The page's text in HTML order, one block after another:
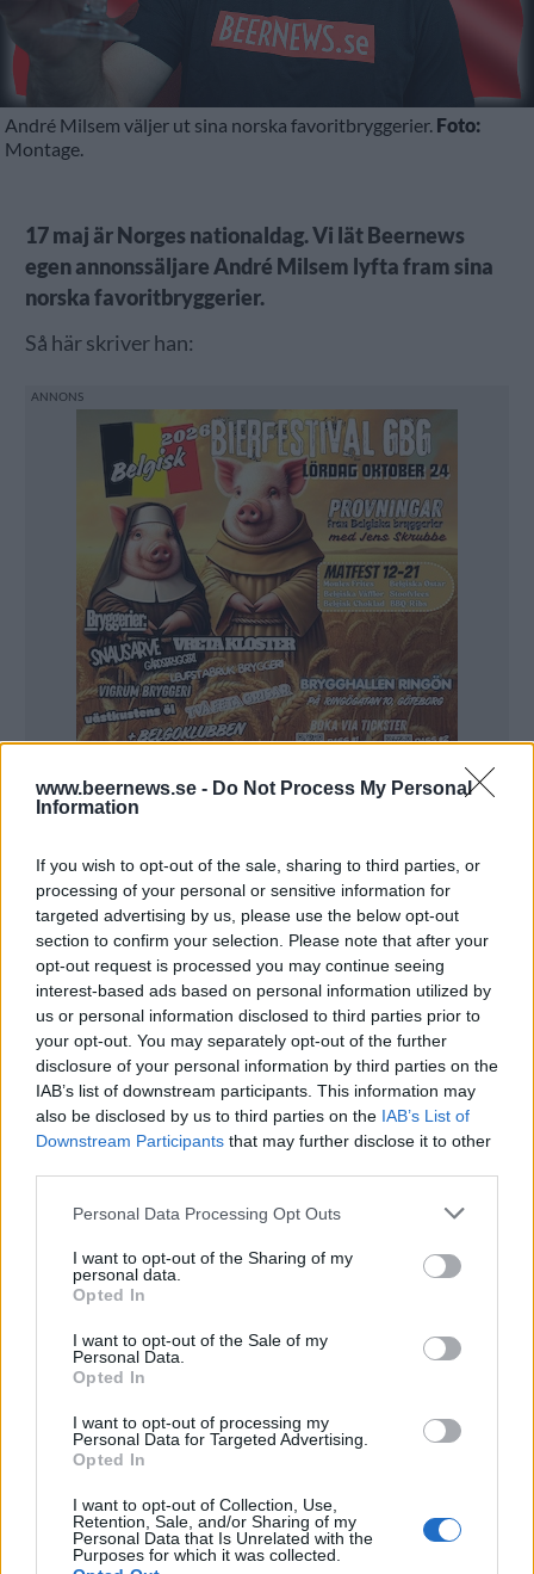
www.beernews.se - Do Not Process My Personal
Information
If you wish to opt-out of the sale, sharing to third parties, or
processing of your personal or sensitive information for
targeted advertising by us, please use the below opt-out
section to confirm your selection. Please note that after your
opt-out request is processed you may continue seeing
interest-based ads based on personal information utilized by
us or personal information disclosed to third parties prior to
your opt-out. You may separately opt-out of the further
disclosure of your personal information by third parties on the
IAB’s list of downstream participants. This information may
also be disclosed by us to third parties on the IAB’s List of
Downstream Participants that may further disclose it to other
Personal Data Processing Opt Outs
I want to opt-out of the Sharing of my
personal data.
Opted In
I want to opt-out of the Sale of my
Personal Data.
Opted In
I want to opt-out of processing my
Personal Data for Targeted Advertising.
Opted In
I want to opt-out of Collection, Use,
Retention, Sale, and/or Sharing of my
Personal Data that Is Unrelated with the
Purposes for which it was collected.
André Milsem väljer ut sina norska favoritbryggerier. Foto:
Montage.
17 maj är Norges nationaldag. Vi lät Beernews
egen annonssäljare André Milsem lyfta fram sina
norska favoritbryggerier.
Så här skriver han:
Sverige men de få som står ut håller alla riktigt hög
klass. Här är tre av mina favoriter:
Nøgne Ø
Kjetil Jikiun var med och startade Nøgne Ø i 2003
efter att ha sett den amerikanska craft beer-
revolutionen på nära håll genom sina frekventa resor
till USA då han arbetade som pilot. Nøgne Ø gjorde
modern öl inspirerad av de amerikanska
hantverksbryggerierna och var tidigt ute med
sätta bryggeriet på kartan internationellt och en av
mina tidiga favoriter var deras rökiga, och något
annorlunda barleywine, Sunturnbrew. Tyvärr ser
man sällan Nøgne Ø på Systembolaget numera.
Lervig
inom norsk craft beer mycket tack vare Mike Murphy
som startade som Brewmaster 2010. Lervig är ett
bryggeri som är kända för att ta ut svängarna rejält
och gör allt från juiciga humlebomber till tunga
fatlagrade stouts. Två av mina absoluta favoriter är